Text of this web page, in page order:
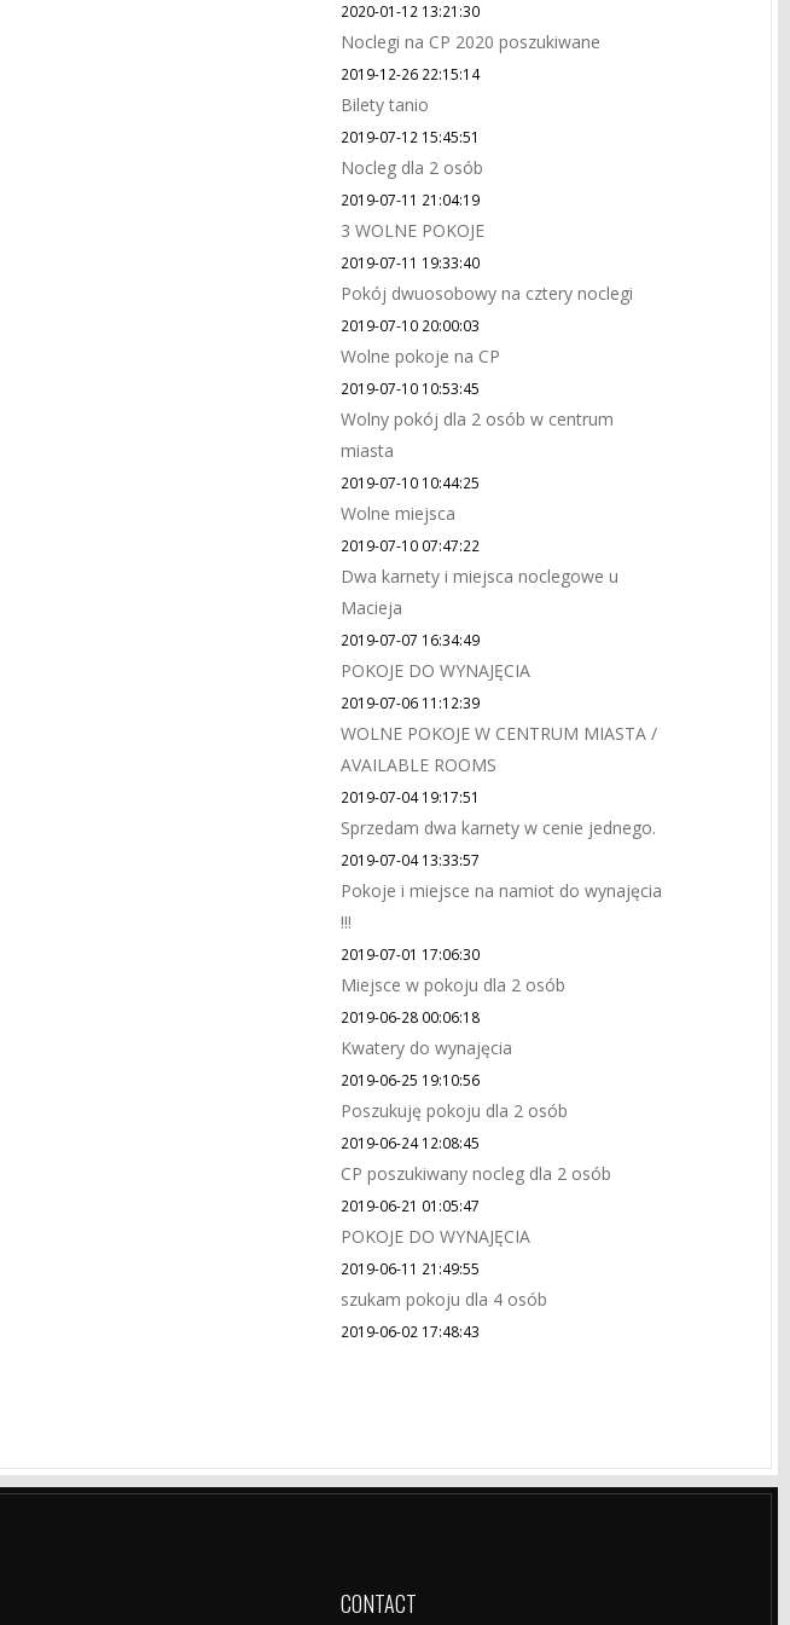
2020-01-12 13:21:30
Noclegi na CP 2020 poszukiwane
2019-12-26 22:15:14
Bilety tanio
2019-07-12 15:45:51
Nocleg dla 2 osób
2019-07-11 21:04:19
3 WOLNE POKOJE
2019-07-11 19:33:40
Pokój dwuosobowy na cztery noclegi
2019-07-10 20:00:03
Wolne pokoje na CP
2019-07-10 10:53:45
Wolny pokój dla 2 osób w centrum
miasta
2019-07-10 10:44:25
Wolne miejsca
2019-07-10 07:47:22
Dwa karnety i miejsca noclegowe u
Macieja
2019-07-07 16:34:49
POKOJE DO WYNAJĘCIA
2019-07-06 11:12:39
WOLNE POKOJE W CENTRUM MIASTA /
AVAILABLE ROOMS
2019-07-04 19:17:51
Sprzedam dwa karnety w cenie jednego.
2019-07-04 13:33:57
Pokoje i miejsce na namiot do wynajęcia
!!!
2019-07-01 17:06:30
Miejsce w pokoju dla 2 osób
2019-06-28 00:06:18
Kwatery do wynajęcia
2019-06-25 19:10:56
Poszukuję pokoju dla 2 osób
2019-06-24 12:08:45
CP poszukiwany nocleg dla 2 osób
2019-06-21 01:05:47
POKOJE DO WYNAJĘCIA
2019-06-11 21:49:55
szukam pokoju dla 4 osób
2019-06-02 17:48:43
CONTACT